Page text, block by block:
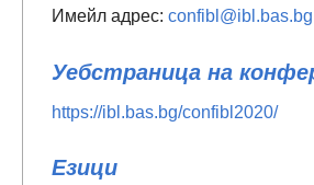
Имейл адрес: confibl@ibl.bas.bg
Уебстраница на
https://ibl.bas.bg/confibl2020/
Езици